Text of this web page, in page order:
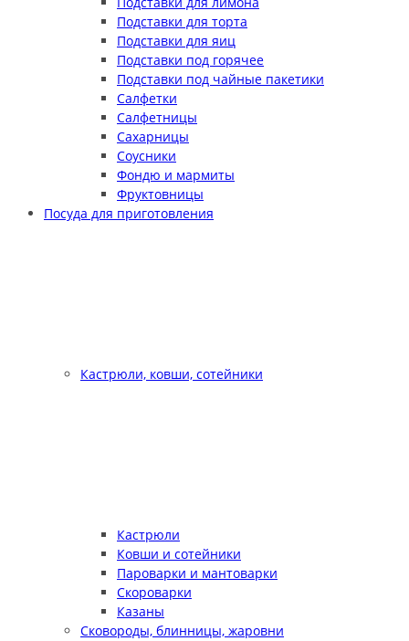
Подставки для торта
Подставки для яиц
Подставки под горячее
Подставки под чайные пакетики
Салфетки
Салфетницы
Сахарницы
Соусники
Фондю и мармиты
Фруктовницы
Посуда для приготовления
Кастрюли, ковши, сотейники
Кастрюли
Ковши и сотейники
Пароварки и мантоварки
Скороварки
Казаны
Сковороды, блинницы, жаровни